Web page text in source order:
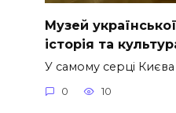
Музей
історія та
У самому серці
0 10